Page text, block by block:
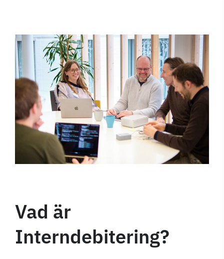
Vad är
Interndebitering?